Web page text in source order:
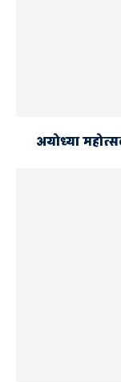
अयोध्या